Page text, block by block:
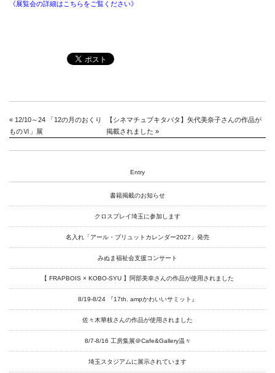
南関東・甲信障害者
アートサポートセンター
社会福祉法人みぬま福祉会
《展覧会の詳細はこちらをご覧ください》
« 12/10～24 「12の月のおくり
ものⅥ」展
【シネマチュプキタバタ】矢代美奈子さんの作品が
掲載されました »
Entry
書籍掲載のお知らせ
クロスプレイ埼玉に参加します
名入れ「アール・ブリュットカレンダー2027」発売
みぬま福祉会支援コンサート
【 FRAPBOIS × KOBO-SYU 】阿部美幸さんの作品が使用されました
8/19-8/24 『17th. ampかわいいサミット』
佐々木華枝さんの作品が使用されました
8/7-8/16 工房集展＠Cafe&Gallery温々
埼玉スタジアムに展示されています